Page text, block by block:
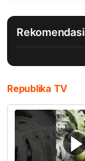
Rekomendasi
Republika TV